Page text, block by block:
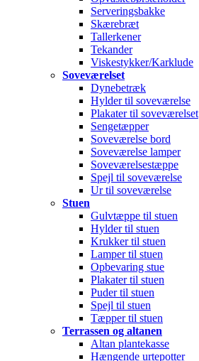
Serveringsbakke
Skærebræt
Tallerkener
Tekander
Viskestykker/Karklude
Soveværelset
Dynebetræk
Hylder til soveværelse
Plakater til soveværelset
Sengetæpper
Soveværelse bord
Soveværelse lamper
Soveværelsestæppe
Spejl til soveværelse
Ur til soveværelse
Stuen
Gulvtæppe til stuen
Hylder til stuen
Krukker til stuen
Lamper til stuen
Opbevaring stue
Plakater til stuen
Puder til stuen
Spejl til stuen
Tæpper til stuen
Terrassen og altanen
Altan plantekasse
Hængende urtepotter